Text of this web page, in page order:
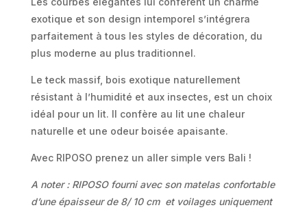
exotique et son design intemporel s’intégrera
parfaitement à tous les styles de décoration, du
plus moderne au plus traditionnel.
Le teck massif, bois exotique naturellement
résistant à l’humidité et aux insectes, est un choix
idéal pour un lit. Il confère au lit une chaleur
naturelle et une odeur boisée apaisante.
Avec RIPOSO prenez un aller simple vers Bali !
A noter : RIPOSO fourni avec son matelas confortable
d’une épaisseur de 8/ 10 cm et voilages uniquement